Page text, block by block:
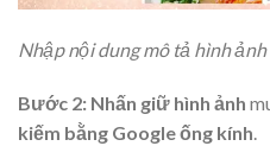
Nhập nội dung mô tả hình
Bước 2: Nhấn giữ hình ảnh
kiếm bằng Google ống kính.